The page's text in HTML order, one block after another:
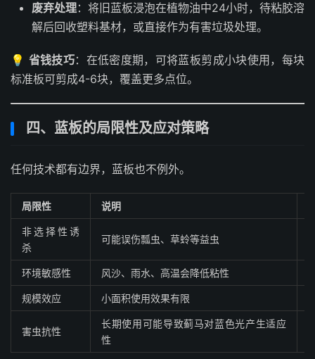
废弃处理：将旧蓝板浸泡在植物油中24小时，待粘胶溶
解后回收塑料基材，或直接作为有害垃圾处理。
💡 省钱技巧：在低密度期，可将蓝板剪成小块使用，每块
标准板可剪成4-6块，覆盖更多点位。
四、蓝板的局限性及应对策略
任何技术都有边界，蓝板也不例外。
局限性 说明
非选择性诱
杀
可能误伤瓢虫、草蛉等益虫
环境敏感性 风沙、雨水、高温会降低粘性
规模效应 小面积使用效果有限
害虫抗性
长期使用可能导致蓟马对蓝色光产生适应
性